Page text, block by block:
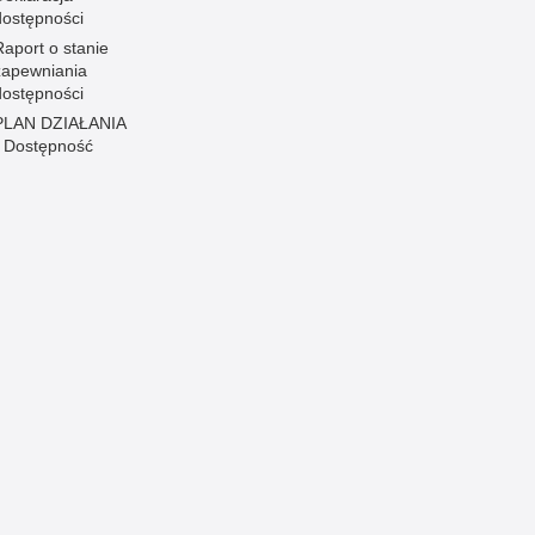
o stanie
DZIAŁANIA
Dostępność